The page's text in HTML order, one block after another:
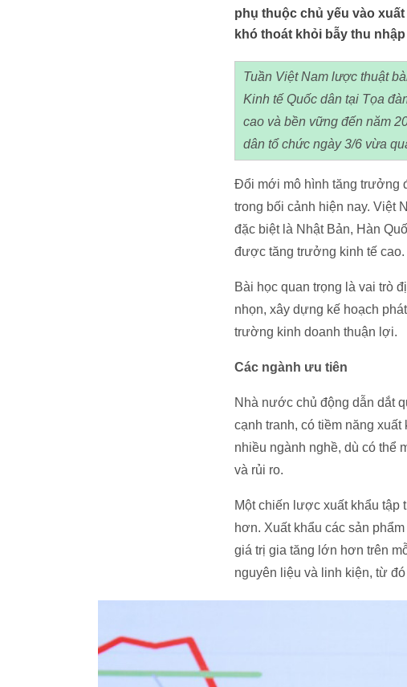
phụ thuộc chủ yếu vào
khó thoát khỏi bẫy thu
Tuần Việt Nam lược thuật
Kinh tế Quốc dân tại Tọa
cao và bền vững đến năm
dân tổ chức ngày 3/6 vừa
Đổi mới mô hình tăng trưởng
trong bối cảnh hiện nay. Việt
đặc biệt là Nhật Bản, Hàn
được tăng trưởng kinh tế cao.
Bài học quan trọng là vai trò
nhọn, xây dựng kế hoạch
trường kinh doanh thuận lợi.
Các ngành ưu tiên
Nhà nước chủ động dẫn dắt
cạnh tranh, có tiềm năng
nhiều ngành nghề, dù có thể
và rủi ro.
Một chiến lược xuất khẩu tập
hơn. Xuất khẩu các sản
giá trị gia tăng lớn hơn trên
nguyên liệu và linh kiện, từ